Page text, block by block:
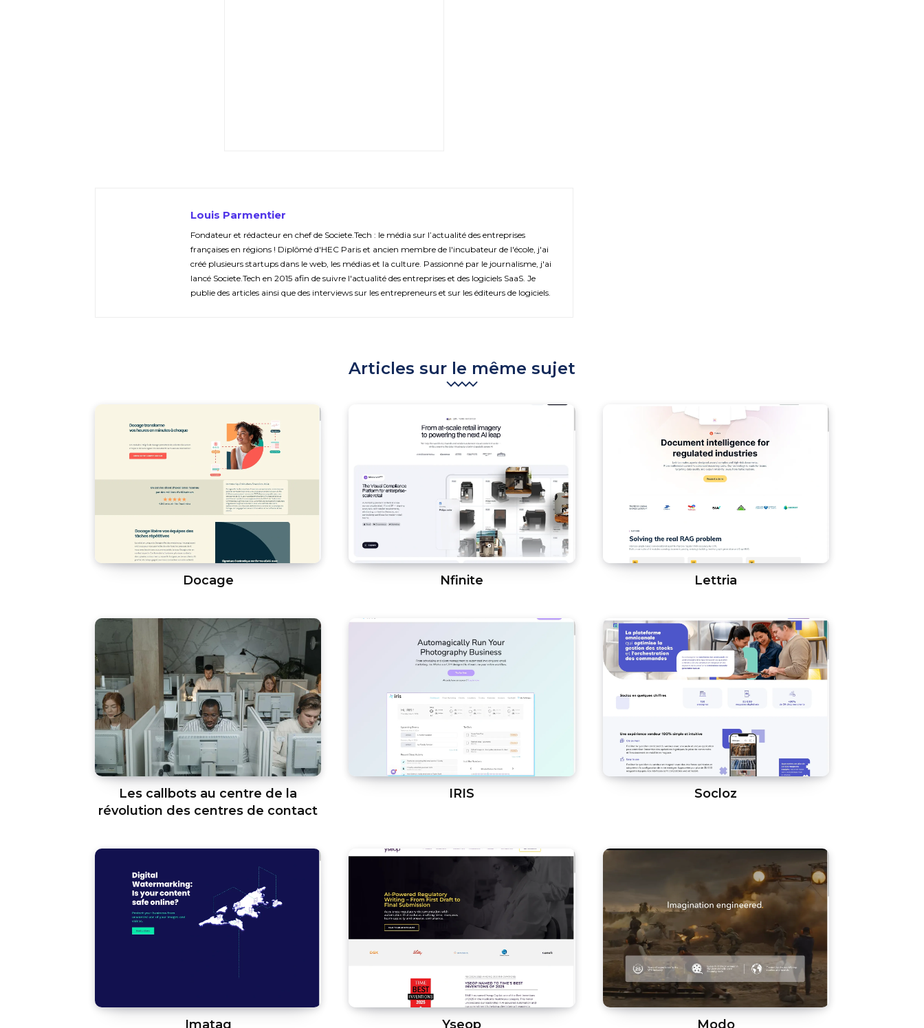
Louis Parmentier
Fondateur et rédacteur en chef de Societe.Tech : le média sur l’actualité des entreprises
françaises en régions ! Diplômé d'HEC Paris et ancien membre de l'incubateur de l'école, j'ai
créé plusieurs startups dans le web, les médias et la culture. Passionné par le journalisme, j'ai
lancé Societe.Tech en 2015 afin de suivre l'actualité des entreprises et des logiciels SaaS. Je
publie des articles ainsi que des interviews sur les entrepreneurs et sur les éditeurs de logiciels.
Articles sur le même sujet
Docage Nfinite Lettria
Les callbots au centre de la
révolution des centres de contact
IRIS Socloz
Imatag Yseop Modo